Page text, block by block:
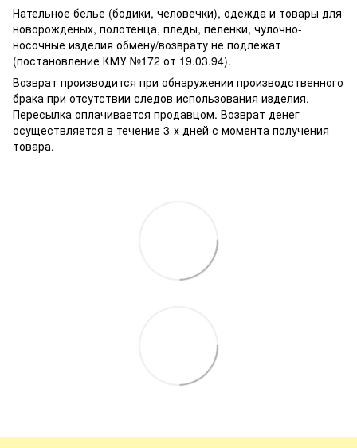
Нательное белье (бодики, человечки), одежда и товары для
новорожденых, полотенца, пледы, пеленки, чулочно-
носочные изделия обмену/возврату не подлежат
(постановление КМУ №172 от 19.03.94).
Возврат производится при обнаружении производственного
брака при отсутствии следов использования изделия.
Пересылка оплачивается продавцом. Возврат денег
осуществляется в течение 3-х дней с момента получения
товара.